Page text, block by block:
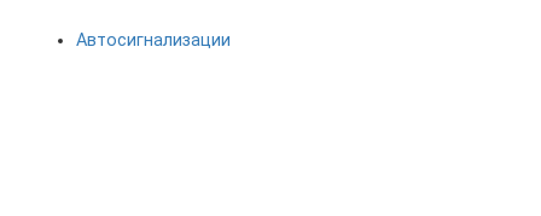
Автосигнализации